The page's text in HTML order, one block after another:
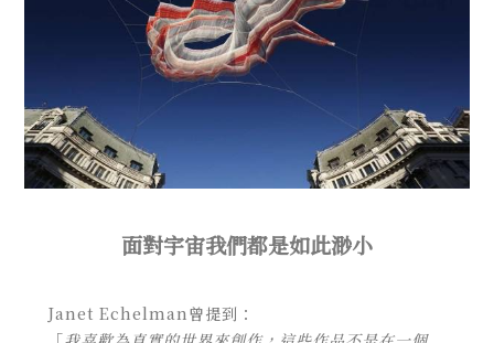
面對宇宙我們都是如此渺小
Janet Echelman曾提到：